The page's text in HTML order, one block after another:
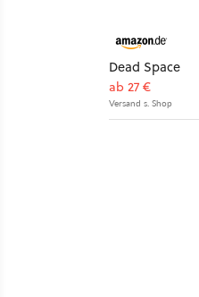
Dead Space
ab 27 €
Versand s. Shop